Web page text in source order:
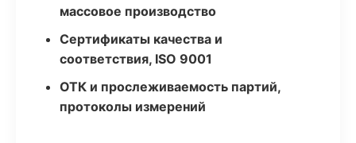
массовое производство
Сертификаты качества и
соответствия, ISO 9001
ОТК и прослеживаемость партий,
протоколы измерений